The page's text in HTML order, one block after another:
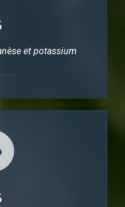
et potassium